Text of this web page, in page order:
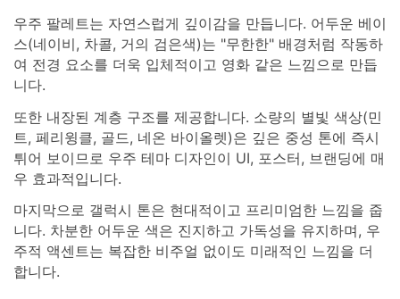
우주 팔레트는 자연스럽게 깊이감을 만듭니다. 어두운 베이
스(네이비, 차콜, 거의 검은색)는 "무한한" 배경처럼 작동하
여 전경 요소를 더욱 입체적이고 영화 같은 느낌으로 만듭
니다.
또한 내장된 계층 구조를 제공합니다. 소량의 별빛 색상(민
트, 페리윙클, 골드, 네온 바이올렛)은 깊은 중성 톤에 즉시
튀어 보이므로 우주 테마 디자인이 UI, 포스터, 브랜딩에 매
우 효과적입니다.
마지막으로 갤럭시 톤은 현대적이고 프리미엄한 느낌을 줍
니다. 차분한 어두운 색은 진지하고 가독성을 유지하며, 우
주적 액센트는 복잡한 비주얼 없이도 미래적인 느낌을 더
합니다.